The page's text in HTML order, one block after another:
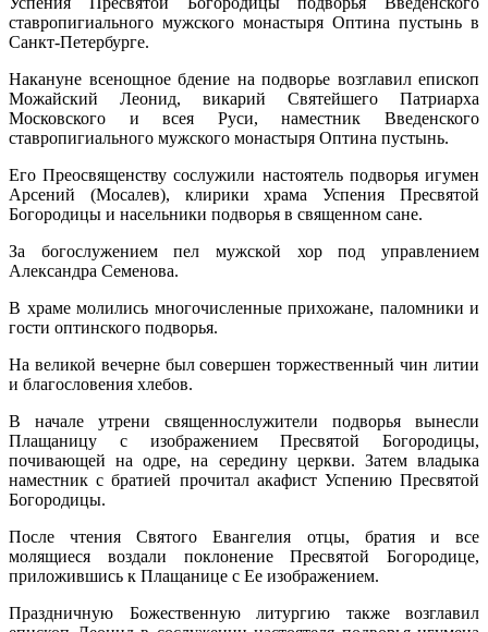
ставропигиального мужского монастыря Оптина пустынь в
Санкт-Петербурге.
Накануне всенощное бдение на подворье возглавил епископ
Можайский Леонид, викарий Святейшего Патриарха
Московского и всея Руси, наместник Введенского
ставропигиального мужского монастыря Оптина пустынь.
Его Преосвященству сослужили настоятель подворья игумен
Арсений (Мосалев), клирики храма Успения Пресвятой
Богородицы и насельники подворья в священном сане.
За богослужением пел мужской хор под управлением
Александра Семенова.
В храме молились многочисленные прихожане, паломники и
гости оптинского подворья.
На великой вечерне был совершен торжественный чин литии
и благословения хлебов.
В начале утрени священнослужители подворья вынесли
Плащаницу с изображением Пресвятой Богородицы,
почивающей на одре, на середину церкви. Затем владыка
наместник с братией прочитал акафист Успению Пресвятой
Богородицы.
После чтения Святого Евангелия отцы, братия и все
молящиеся воздали поклонение Пресвятой Богородице,
приложившись к Плащанице с Ее изображением.
Праздничную Божественную литургию также возглавил